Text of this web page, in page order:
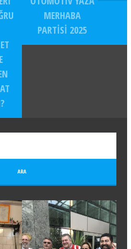
MERHABA
PARTISI 2025